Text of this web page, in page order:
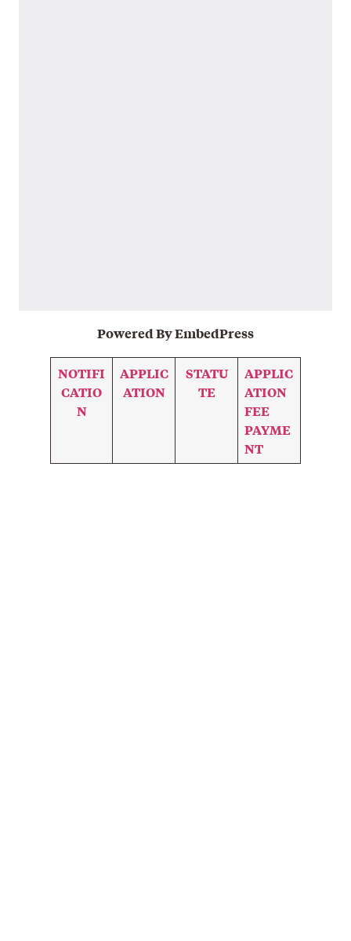
Powered By EmbedPress
NOTIFI
CATIO
N
APPLIC
ATION
STATU
TE
APPLIC
ATION
FEE
PAYME
NT